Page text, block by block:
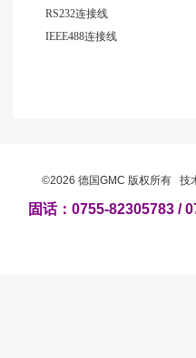
RS232连接线
IEEE488连接线
©2026 德国GMC 版权所有 技
固话：0755-82305783 /